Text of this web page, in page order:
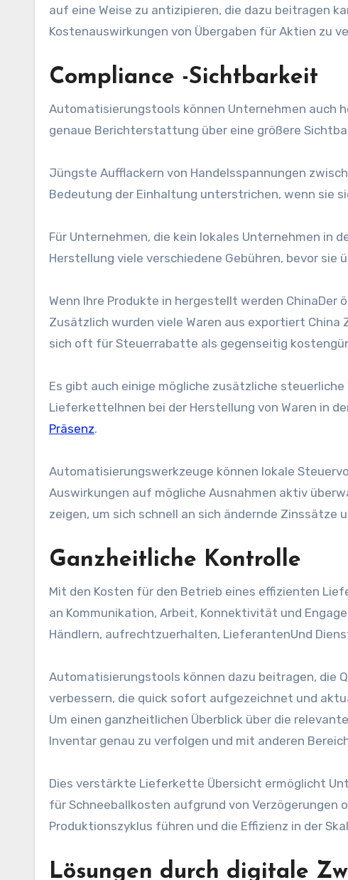
auf eine Weise zu antizipieren, die dazu beitragen
Kostenauswirkungen von Übergaben für Aktien zu
Compliance -Sichtbarkeit
Automatisierungstools können Unternehmen auch
genaue Berichterstattung über eine größere
Jüngste Aufflackern von Handelsspannungen
Bedeutung der Einhaltung unterstrichen, wenn sie
Für Unternehmen, die kein lokales Unternehmen in
Herstellung viele verschiedene Gebühren, bevor sie
Wenn Ihre Produkte in hergestellt werden ChinaDer
Zusätzlich wurden viele Waren aus exportiert China
sich oft für Steuerrabatte als gegenseitig
Es gibt auch einige mögliche zusätzliche
LieferketteIhnen bei der Herstellung von Waren in
Präsenz.
Automatisierungswerkzeuge können lokale
Auswirkungen auf mögliche Ausnahmen aktiv
zeigen, um sich schnell an sich ändernde Zinssätze
Ganzheitliche Kontrolle
Mit den Kosten für den Betrieb eines effizienten
an Kommunikation, Arbeit, Konnektivität und
Händlern, aufrechtzuerhalten, LieferantenUnd
Automatisierungstools können dazu beitragen, die
verbessern, die quick sofort aufgezeichnet und
Um einen ganzheitlichen Überblick über die
Inventar genau zu verfolgen und mit anderen
Dies verstärkte Lieferkette Übersicht ermöglicht
für Schneeballkosten aufgrund von
Produktionszyklus führen und die Effizienz in der
Lösungen durch digitale